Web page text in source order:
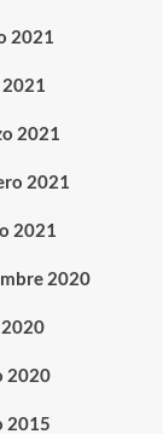
2021
2021
2021
2021
2020
2020
2015